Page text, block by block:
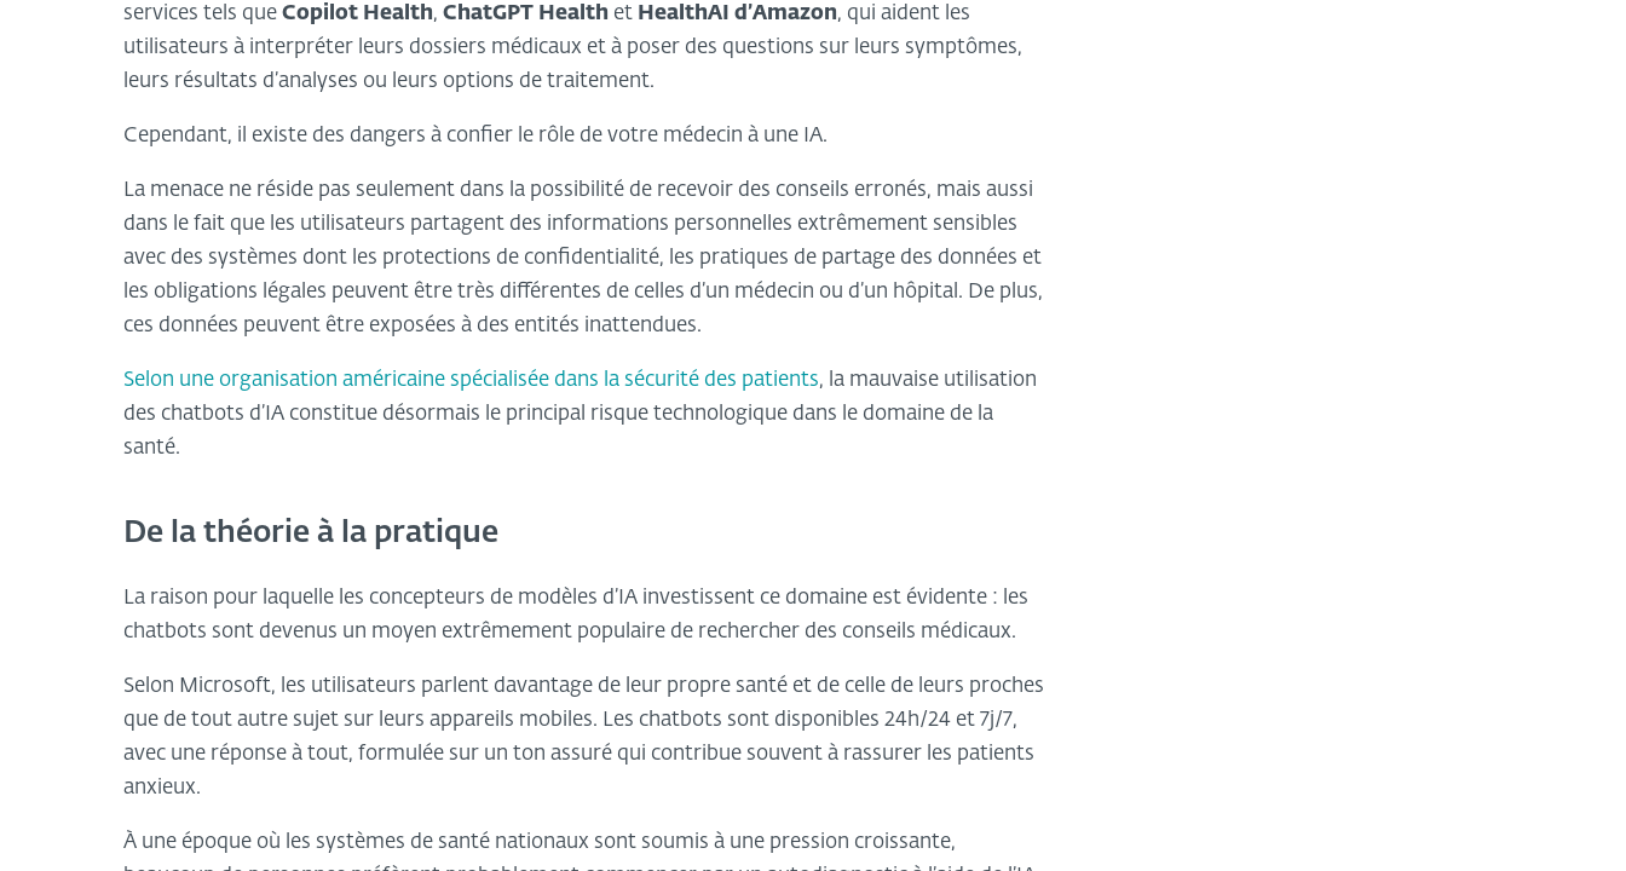
services tels que Copilot Health, ChatGPT Health et HealthAI d’Amazon, qui aident les
utilisateurs à interpréter leurs dossiers médicaux et à poser des questions sur leurs symptômes,
leurs résultats d’analyses ou leurs options de traitement.
Cependant, il existe des dangers à confier le rôle de votre médecin à une IA.
La menace ne réside pas seulement dans la possibilité de recevoir des conseils erronés, mais aussi
dans le fait que les utilisateurs partagent des informations personnelles extrêmement sensibles
avec des systèmes dont les protections de confidentialité, les pratiques de partage des données et
les obligations légales peuvent être très différentes de celles d’un médecin ou d’un hôpital. De plus,
ces données peuvent être exposées à des entités inattendues.
Selon une organisation américaine spécialisée dans la sécurité des patients, la mauvaise utilisation
des chatbots d’IA constitue désormais le principal risque technologique dans le domaine de la
santé.
De la théorie à la pratique
La raison pour laquelle les concepteurs de modèles d’IA investissent ce domaine est évidente : les
chatbots sont devenus un moyen extrêmement populaire de rechercher des conseils médicaux.
Selon Microsoft, les utilisateurs parlent davantage de leur propre santé et de celle de leurs proches
que de tout autre sujet sur leurs appareils mobiles. Les chatbots sont disponibles 24h/24 et 7j/7,
avec une réponse à tout, formulée sur un ton assuré qui contribue souvent à rassurer les patients
anxieux.
À une époque où les systèmes de santé nationaux sont soumis à une pression croissante,